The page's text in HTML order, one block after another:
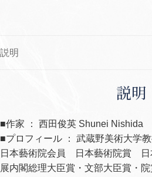
説明
説明
■作家 ： 西田俊英 Shunei Nishida
■プロフィール ： 武蔵野美術大
日本藝術院会員 日本藝術院賞
展内閣総理大臣賞・文部大臣賞・